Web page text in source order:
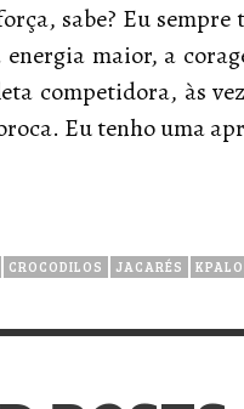
sabe? Eu
maior, a
competidora, às
Eu tenho uma
CROCODILOS JACARÉS